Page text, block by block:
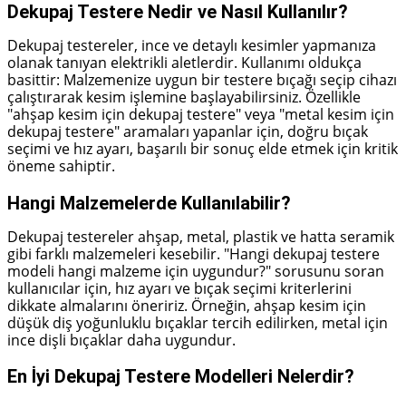
Dekupaj Testere Nedir ve Nasıl Kullanılır?
Dekupaj testereler, ince ve detaylı kesimler yapmanıza
olanak tanıyan elektrikli aletlerdir. Kullanımı oldukça
basittir: Malzemenize uygun bir testere bıçağı seçip cihazı
çalıştırarak kesim işlemine başlayabilirsiniz. Özellikle
"ahşap kesim için dekupaj testere" veya "metal kesim için
dekupaj testere" aramaları yapanlar için, doğru bıçak
seçimi ve hız ayarı, başarılı bir sonuç elde etmek için kritik
öneme sahiptir.
Hangi Malzemelerde Kullanılabilir?
Dekupaj testereler ahşap, metal, plastik ve hatta seramik
gibi farklı malzemeleri kesebilir. "Hangi dekupaj testere
modeli hangi malzeme için uygundur?" sorusunu soran
kullanıcılar için, hız ayarı ve bıçak seçimi kriterlerini
dikkate almalarını öneririz. Örneğin, ahşap kesim için
düşük diş yoğunluklu bıçaklar tercih edilirken, metal için
ince dişli bıçaklar daha uygundur.
En İyi Dekupaj Testere Modelleri Nelerdir?